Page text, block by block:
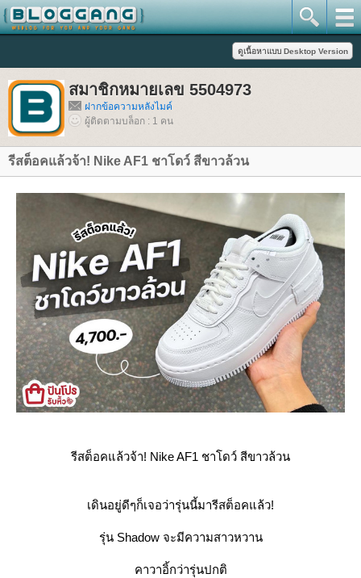
สมาชิกหมายเลข 5504973
ฝากข้อความหลังไมค์
ผู้ติดตามบล็อก : 1 คน
รีสต็อคแล้วจ้า! Nike AF1 ชาโดว์ สีขาวล้วน
รีสต็อคแล้วจ้า! Nike AF1 ชาโดว์ สีขาวล้วน
เดินอยู่ดีๆก็เจอว่ารุ่นนี้มารีสต็อคแล้ว!
รุ่น Shadow จะมีความสาวหวาน
คาวาอิ้กว่ารุ่นปกติ